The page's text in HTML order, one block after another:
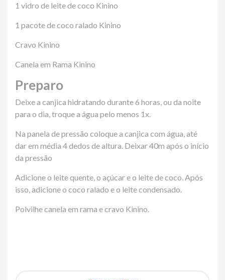
1 vidro de leite de coco Kinino
1 pacote de coco ralado Kinino
Cravo Kinino
Canela em Rama Kinino
Preparo
Deixe a canjica hidratando durante 6 horas, ou da noite
para o dia, troque a água pelo menos 1x.
Na panela de pressão coloque a canjica com água, até
dar em média 4 dedos de altura. Deixar 40m após o início
da pressão
Adicione o leite quente, o açúcar e o leite de coco. Após
isso, adicione o coco ralado e o leite condensado.
Polvilhe canela em rama e cravo Kinino.